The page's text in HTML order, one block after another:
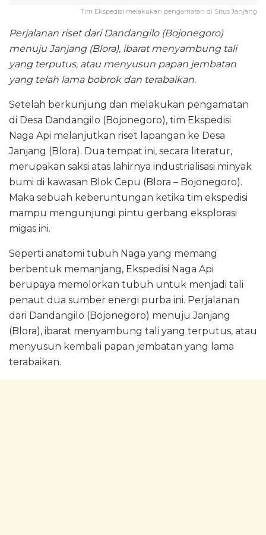
Tim Ekspedisi melakukan pengamatan di Situs Janjang
Perjalanan riset dari Dandangilo (Bojonegoro)
menuju Janjang (Blora), ibarat menyambung tali
yang terputus, atau menyusun papan jembatan
yang telah lama bobrok dan terabaikan.
Setelah berkunjung dan melakukan pengamatan
di Desa Dandangilo (Bojonegoro), tim Ekspedisi
Naga Api melanjutkan riset lapangan ke Desa
Janjang (Blora). Dua tempat ini, secara literatur,
merupakan saksi atas lahirnya industrialisasi minyak
bumi di kawasan Blok Cepu (Blora – Bojonegoro).
Maka sebuah keberuntungan ketika tim ekspedisi
mampu mengunjungi pintu gerbang eksplorasi
migas ini.
Seperti anatomi tubuh Naga yang memang
berbentuk memanjang, Ekspedisi Naga Api
berupaya memolorkan tubuh untuk menjadi tali
penaut dua sumber energi purba ini. Perjalanan
dari Dandangilo (Bojonegoro) menuju Janjang
(Blora), ibarat menyambung tali yang terputus, atau
menyusun kembali papan jembatan yang lama
terabaikan.